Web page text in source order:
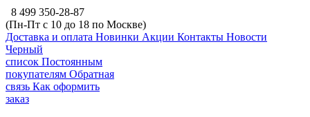
8 499 350-28-87
(Пн-Пт с 10 до 18 по Москве)
Доставка и оплата Новинки Акции Контакты Новости
Черный
список Постоянным
покупателям Обратная
связь Как оформить
заказ